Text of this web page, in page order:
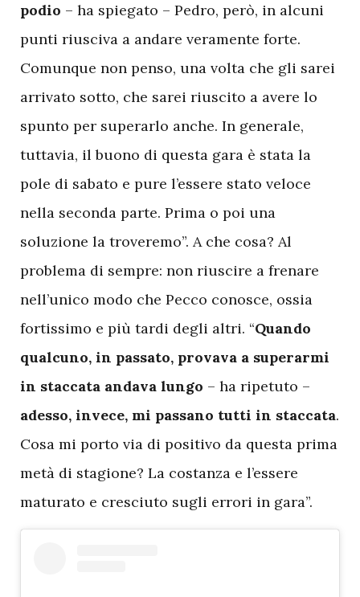
podio – ha spiegato – Pedro, però, in alcuni
punti riusciva a andare veramente forte.
Comunque non penso, una volta che gli sarei
arrivato sotto, che sarei riuscito a avere lo
spunto per superarlo anche. In generale,
tuttavia, il buono di questa gara è stata la
pole di sabato e pure l’essere stato veloce
nella seconda parte. Prima o poi una
soluzione la troveremo”. A che cosa? Al
problema di sempre: non riuscire a frenare
nell’unico modo che Pecco conosce, ossia
fortissimo e più tardi degli altri. “Quando
qualcuno, in passato, provava a superarmi
in staccata andava lungo – ha ripetuto –
adesso, invece, mi passano tutti in staccata.
Cosa mi porto via di positivo da questa prima
metà di stagione? La costanza e l’essere
maturato e cresciuto sugli errori in gara”.